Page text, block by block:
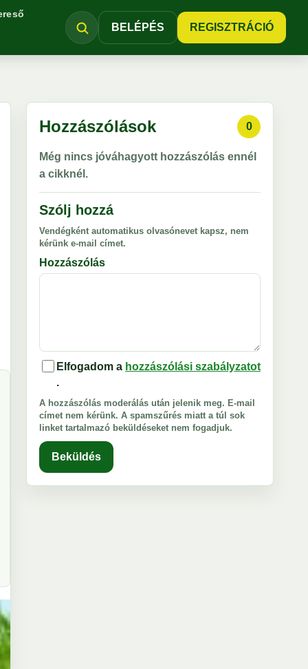
BELÉPÉS REGISZTRÁCIÓ
Hozzászólások 0
Még nincs jóváhagyott hozzászólás ennél
a cikknél.
Szólj hozzá
Vendégként automatikus olvasónevet kapsz, nem
kérünk e-mail címet.
Hozzászólás
Elfogadom a hozzászólási szabályzatot
.
A hozzászólás moderálás után jelenik meg. E-mail
címet nem kérünk. A spamszűrés miatt a túl sok
linket tartalmazó beküldéseket nem fogadjuk.
Beküldés